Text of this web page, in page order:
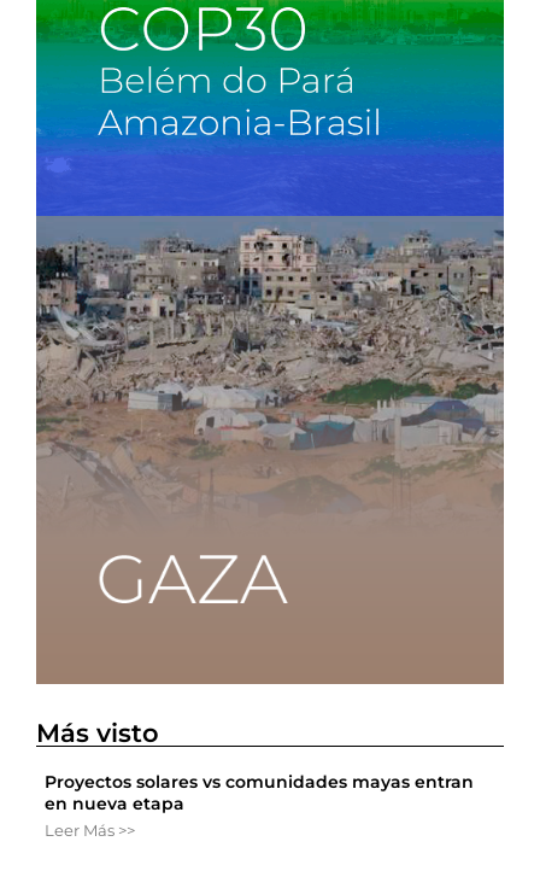
Más visto
Proyectos solares vs comunidades mayas entran
en nueva etapa
Leer Más >>